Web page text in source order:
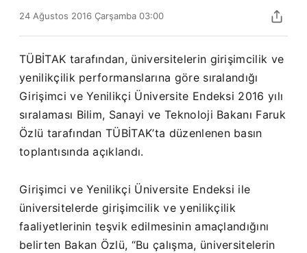
24 Ağustos 2016 Çarşamba 03:00
TÜBİTAK tarafından, üniversitelerin girişimcilik ve
yenilikçilik performanslarına göre sıralandığı
Girişimci ve Yenilikçi Üniversite Endeksi 2016 yılı
sıralaması Bilim, Sanayi ve Teknoloji Bakanı Faruk
Özlü tarafından TÜBİTAK’ta düzenlenen basın
toplantısında açıklandı.
Girişimci ve Yenilikçi Üniversite Endeksi ile
üniversitelerde girişimcilik ve yenilikçilik
faaliyetlerinin teşvik edilmesinin amaçlandığını
belirten Bakan Özlü, “Bu çalışma, üniversitelerin